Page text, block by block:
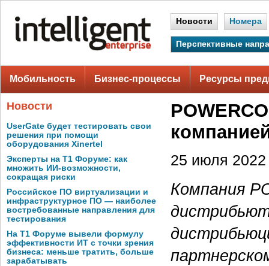
Новости Номера
Перспективные
Мобильность Бизнес-процессы Ресурсы
Новости
UserGate будет тестировать свои
решения при помощи
оборудования Xinertel
Эксперты на Т1 Форуме: как
множить ИИ-возможности,
сокращая риски
Российское ПО виртуализации и
инфраструктурное ПО — наиболее
востребованные направления для
тестирования
На Т1 Форуме вывели формулу
эффективности ИТ с точки зрения
бизнеса: меньше тратить, больше
зарабатывать
25 июля 2022
Компания